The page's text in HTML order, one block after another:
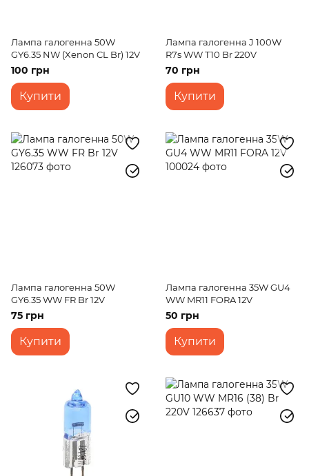
Лампа галогенна 50W
GY6.35 NW (Xenon CL Br) 12V
100 грн
Купити
Лампа галогенна J 100W
R7s WW T10 Br 220V
70 грн
Купити
Лампа галогенна 50W
GY6.35 WW FR Br 12V
75 грн
Купити
Лампа галогенна 35W GU4
WW MR11 FORA 12V
50 грн
Купити